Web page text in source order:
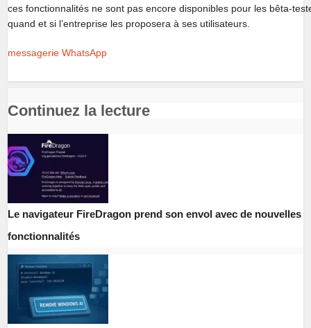
ces fonctionnalités ne sont pas encore disponibles pour les bêta-
quand et si l’entreprise les proposera à ses utilisateurs.
messagerie WhatsApp
Continuez la lecture
Le navigateur FireDragon prend son envol avec de nouvelles
fonctionnalités